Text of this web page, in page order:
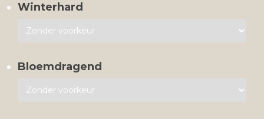
Winterhard
Bloemdragend